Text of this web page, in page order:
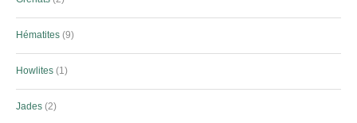
Hématites 9
Howlites 1
Jades 2